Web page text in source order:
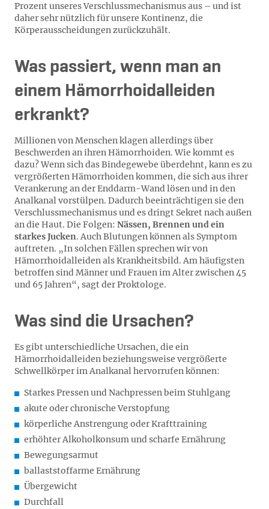
Prozent unseres Verschlussmechanismus aus – und ist
daher sehr nützlich für unsere Kontinenz, die
Körperausscheidungen zurückzuhält.
Was passiert, wenn man an
einem Hämorrhoidalleiden
erkrankt?
Millionen von Menschen klagen allerdings über
Beschwerden an ihren Hämorrhoiden. Wie kommt es
dazu? Wenn sich das Bindegewebe überdehnt, kann es zu
vergrößerten Hämorrhoiden kommen, die sich aus ihrer
Verankerung an der Enddarm-Wand lösen und in den
Analkanal vorstülpen. Dadurch beeinträchtigen sie den
Verschlussmechanismus und es dringt Sekret nach außen
an die Haut. Die Folgen: Nässen, Brennen und ein
starkes Jucken. Auch Blutungen können als Symptom
auftreten. „In solchen Fällen sprechen wir von
Hämorrhoidalleiden als Krankheitsbild. Am häufigsten
betroffen sind Männer und Frauen im Alter zwischen 45
und 65 Jahren“, sagt der Proktologe.
Was sind die Ursachen?
Es gibt unterschiedliche Ursachen, die ein
Hämorrhoidalleiden beziehungsweise vergrößerte
Schwellkörper im Analkanal hervorrufen können:
Starkes Pressen und Nachpressen beim Stuhlgang
akute oder chronische Verstopfung
körperliche Anstrengung oder Krafttraining
erhöhter Alkoholkonsum und scharfe Ernährung
Bewegungsarmut
ballaststoffarme Ernährung
Übergewicht
Durchfall